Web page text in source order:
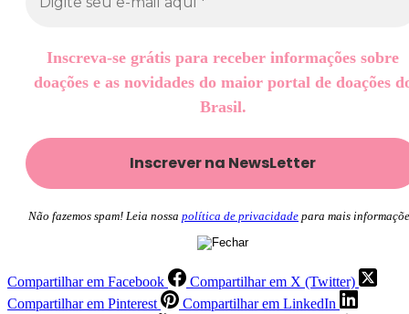
Inscreva-se grátis para receber informações sobre
doações e as novidades do maior portal de doações
Brasil.
Não fazemos spam! Leia nossa política de privacidade para mais
Compartilhar em Facebook
Compartilhar em X (Twitter)
Compartilhar em Pinterest
Compartilhar em LinkedIn